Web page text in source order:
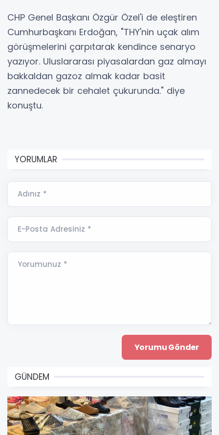
CHP Genel Başkanı Özgür Özel'i de eleştiren
Cumhurbaşkanı Erdoğan, "THY'nin uçak alım
görüşmelerini çarpıtarak kendince senaryo
yazıyor. Uluslararası piyasalardan gaz almayı
bakkaldan gazoz almak kadar basit
zannedecek bir cehalet çukurunda." diye
konuştu.
YORUMLAR
Adınız *
E-Posta Adresiniz *
Yorumunuz *
GÜNDEM